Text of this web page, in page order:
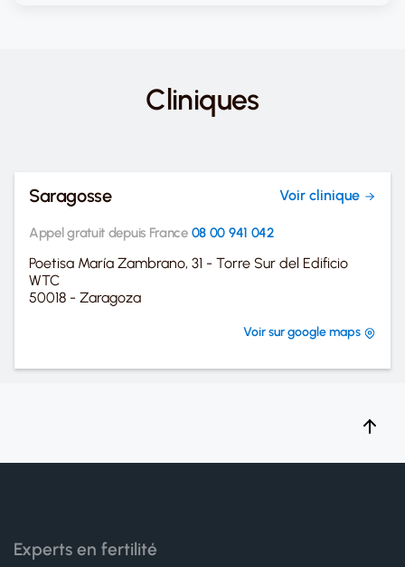
Cliniques
Voir clinique
Saragosse
Appel gratuit depuis France 08 00 941 042
Poetisa María Zambrano, 31 - Torre Sur del Edificio
WTC
50018 - Zaragoza
Voir sur google maps
Experts en fertilité